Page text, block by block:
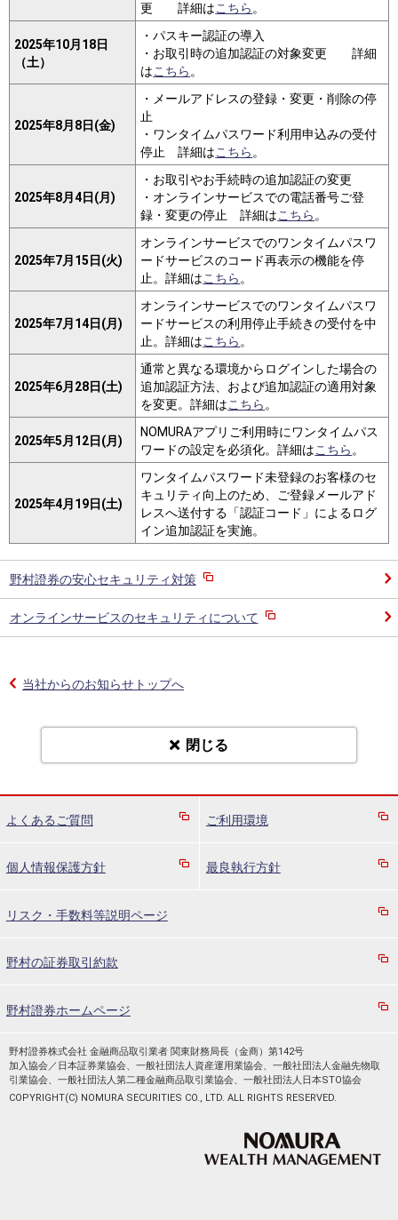
更 詳細はこちら 。
2025年10月18日
（土）
・パスキー認証の導入
・お取引時の追加認証の対象変更 詳細
はこちら 。
2025年8月8日(金)
・メールアドレスの登録・変更・削除の停
止
・ワンタイムパスワード利用申込みの受付
停止 詳細はこちら 。
2025年8月4日(月)
・お取引やお手続時の追加認証の変更
・オンラインサービスでの電話番号ご登
録・変更の停止 詳細はこちら 。
2025年7月15日(火)
オンラインサービスでのワンタイムパスワ
ードサービスのコード再表示の機能を停
止。詳細はこちら 。
2025年7月14日(月)
オンラインサービスでのワンタイムパスワ
ードサービスの利用停止手続きの受付を中
止。詳細はこちら 。
2025年6月28日(土)
通常と異なる環境からログインした場合の
追加認証方法、および追加認証の適用対象
を変更。詳細はこちら 。
2025年5月12日(月)
NOMURAアプリご利用時にワンタイムパス
ワードの設定を必須化。詳細はこちら 。
2025年4月19日(土)
ワンタイムパスワード未登録のお客様のセ
キュリティ向上のため、ご登録メールアド
レスへ送付する「認証コード」によるログ
イン追加認証を実施。
野村證券の安心セキュリティ対策
オンラインサービスのセキュリティについて
当社からのお知らせトップへ
閉じる
よくあるご質問 ご利用環境
個人情報保護方針 最良執行方針
リスク・手数料等説明ページ
野村の証券取引約款
野村證券ホームページ
野村證券株式会社 金融商品取引業者 関東財務局長（金商）第142号
加入協会／日本証券業協会、一般社団法人資産運用業協会、一般社団法人金融先物取
引業協会、一般社団法人第二種金融商品取引業協会、一般社団法人日本STO協会
COPYRIGHT(C) NOMURA SECURITIES CO., LTD. ALL RIGHTS RESERVED.